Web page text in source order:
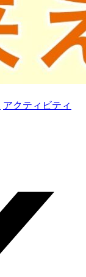
アクティビティ